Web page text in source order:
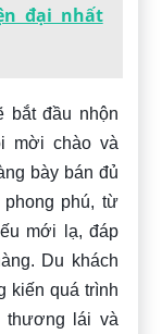
đại nhất
bắt đầu nhộn
mời chào và
bày bán đủ
phú, từ
mới lạ, đáp
Du khách
kiến quá trình
thương lái và